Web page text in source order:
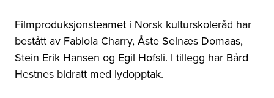
Filmproduksjonsteamet i Norsk kulturskoleråd har
bestått av Fabiola Charry, Åste Selnæs Domaas,
Stein Erik Hansen og Egil Hofsli. I tillegg har Bård
Hestnes bidratt med lydopptak.